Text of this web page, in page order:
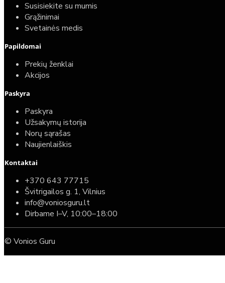
Susisiekite su mumis
Grąžinimai
Svetainės medis
Papildomai
Prekių ženklai
Akcijos
Paskyra
Paskyra
Užsakymų istorija
Norų sąrašas
Naujienlaiškis
Kontaktai
+370 643 77715
Švitrigailos g. 1, Vilnius
info@voniosguru.lt
Dirbame I–V, 10:00–18:00
© Vonios Guru